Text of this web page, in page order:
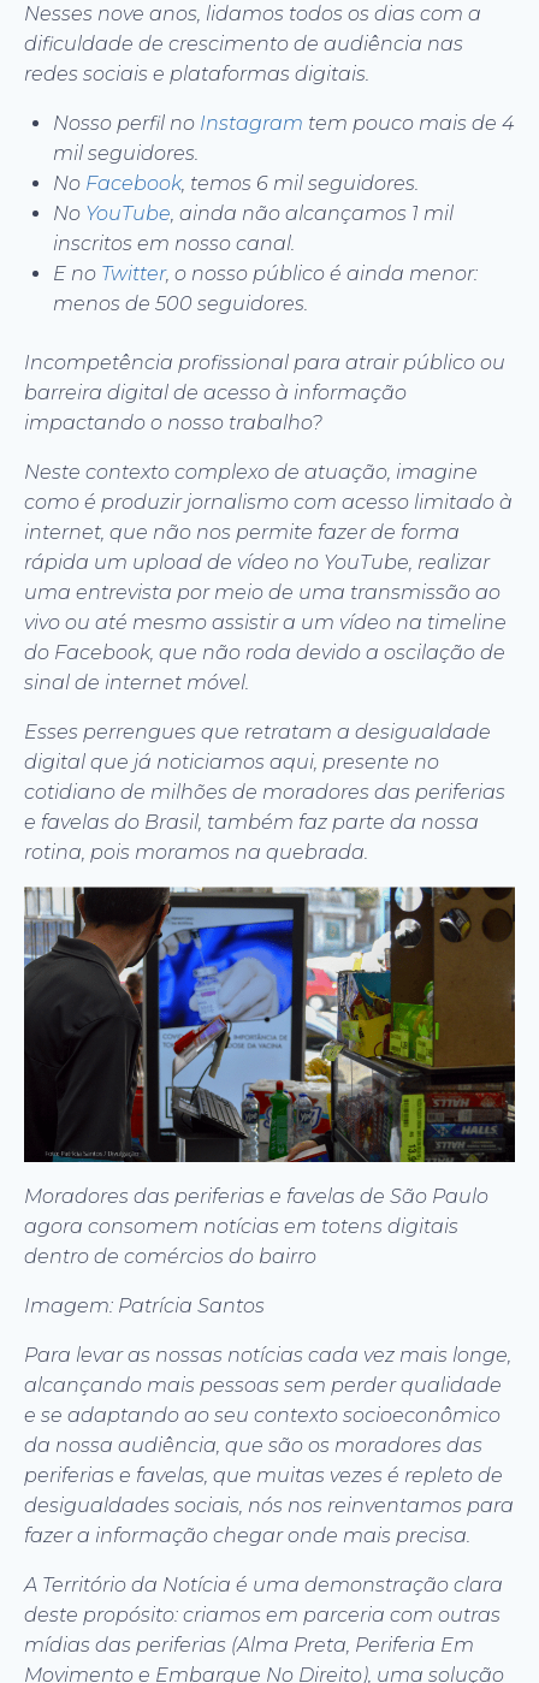
Nesses nove anos, lidamos todos os dias com a
dificuldade de crescimento de audiência nas
redes sociais e plataformas digitais.
Nosso perfil no Instagram tem pouco mais de 4
mil seguidores.
No Facebook, temos 6 mil seguidores.
No YouTube , ainda não alcançamos 1 mil
inscritos em nosso canal.
E no Twitter, o nosso público é ainda menor:
menos de 500 seguidores.
Incompetência profissional para atrair público ou
barreira digital de acesso à informação
impactando o nosso trabalho?
Neste contexto complexo de atuação, imagine
como é produzir jornalismo com acesso limitado à
internet, que não nos permite fazer de forma
rápida um upload de vídeo no YouTube, realizar
uma entrevista por meio de uma transmissão ao
vivo ou até mesmo assistir a um vídeo na timeline
do Facebook, que não roda devido a oscilação de
sinal de internet móvel.
Esses perrengues que retratam a desigualdade
digital que já noticiamos aqui, presente no
cotidiano de milhões de moradores das periferias
e favelas do Brasil, também faz parte da nossa
rotina, pois moramos na quebrada.
Moradores das periferias e favelas de São Paulo
agora consomem notícias em totens digitais
dentro de comércios do bairro
Imagem: Patrícia Santos
Para levar as nossas notícias cada vez mais longe,
alcançando mais pessoas sem perder qualidade
e se adaptando ao seu contexto socioeconômico
da nossa audiência, que são os moradores das
periferias e favelas, que muitas vezes é repleto de
desigualdades sociais, nós nos reinventamos para
fazer a informação chegar onde mais precisa.
A Território da Notícia é uma demonstração clara
deste propósito: criamos em parceria com outras
mídias das periferias (Alma Preta, Periferia Em
Movimento e Embarque No Direito), uma solução